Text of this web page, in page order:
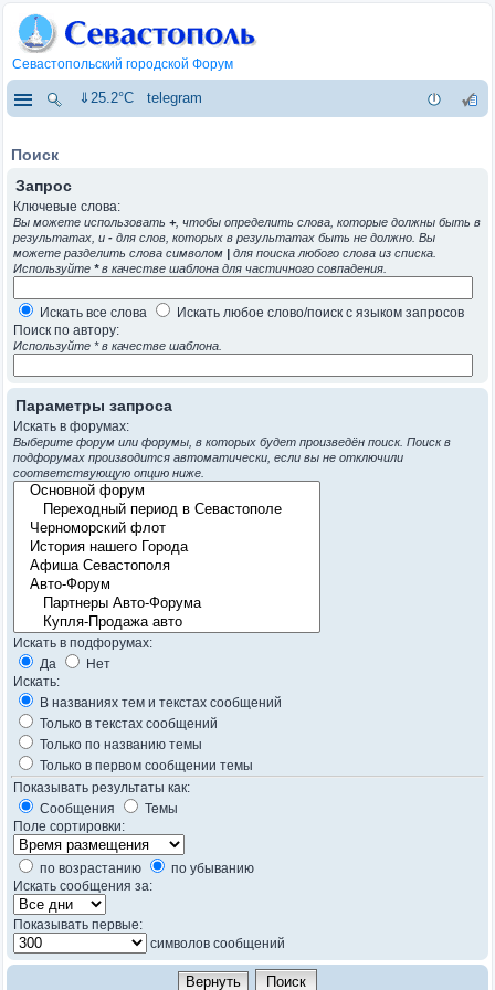
Севастопольский городской Форум
⇓25.2°C telegram
Поиск
Запрос
Ключевые слова:
Вы можете использовать +, чтобы определить слова, которые должны быть в
результатах, и - для слов, которых в результатах быть не должно. Вы
можете разделить слова символом | для поиска любого слова из списка.
Используйте *в качестве шаблона для частичного совпадения.
Искать все слова
Искать любое слово/поиск с языком запросов
Поиск по автору:
Используйте * в качестве шаблона.
Параметры запроса
Искать в форумах:
Выберите форум или форумы, в которых будет произведён поиск. Поиск в
подфорумах производится автоматически, если вы не отключили
соответствующую опцию ниже.
Искать в подфорумах:
Да
Нет
Искать:
В названиях тем и текстах сообщений
Только в текстах сообщений
Только по названию темы
Только в первом сообщении темы
Показывать результаты как:
Сообщения
Темы
Поле сортировки:
по возрастанию
по убыванию
Искать сообщения за:
Показывать первые:
символов сообщений